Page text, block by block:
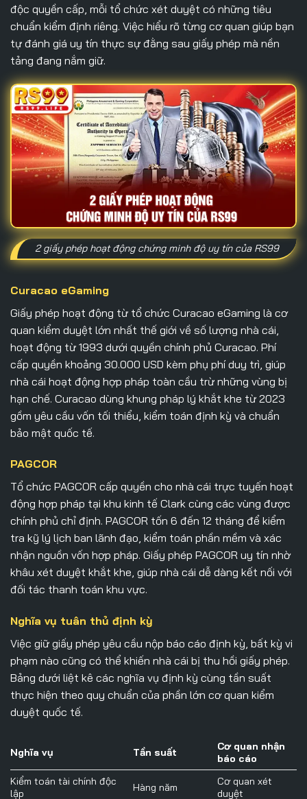
độc quyền cấp, mỗi tổ chức xét duyệt có những tiêu
chuẩn kiểm định riêng. Việc hiểu rõ từng cơ quan giúp bạn
tự đánh giá uy tín thực sự đằng sau giấy phép mà nền
tảng đang nắm giữ.
2 giấy phép hoạt động chứng minh độ uy tín của RS99
Curacao eGaming
Giấy phép hoạt động từ tổ chức Curacao eGaming là cơ
quan kiểm duyệt lớn nhất thế giới về số lượng nhà cái,
hoạt động từ 1993 dưới quyền chính phủ Curacao. Phí
cấp quyền khoảng 30.000 USD kèm phụ phí duy trì, giúp
nhà cái hoạt động hợp pháp toàn cầu trừ những vùng bị
hạn chế. Curacao dùng khung pháp lý khắt khe từ 2023
gồm yêu cầu vốn tối thiểu, kiểm toán định kỳ và chuẩn
bảo mật quốc tế.
PAGCOR
Tổ chức PAGCOR cấp quyền cho nhà cái trực tuyến hoạt
động hợp pháp tại khu kinh tế Clark cùng các vùng được
chính phủ chỉ định. PAGCOR tốn 6 đến 12 tháng để kiểm
tra kỹ lý lịch ban lãnh đạo, kiểm toán phần mềm và xác
nhận nguồn vốn hợp pháp. Giấy phép PAGCOR uy tín nhờ
khâu xét duyệt khắt khe, giúp nhà cái dễ dàng kết nối với
đối tác thanh toán khu vực.
Nghĩa vụ tuân thủ định kỳ
Việc giữ giấy phép yêu cầu nộp báo cáo định kỳ, bất kỳ vi
phạm nào cũng có thể khiến nhà cái bị thu hồi giấy phép.
Bảng dưới liệt kê các nghĩa vụ định kỳ cùng tần suất
thực hiện theo quy chuẩn của phần lớn cơ quan kiểm
duyệt quốc tế.
Nghĩa vụ Tần suất
Cơ quan nhận
báo cáo
Kiểm toán tài chính độc
lập
Hàng năm
Cơ quan xét
duyệt